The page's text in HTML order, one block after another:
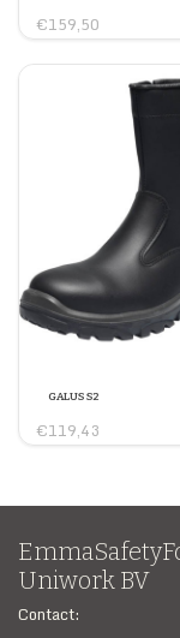
€159,50
GALUS S2
€119,43
Uniwork BV
Contact: